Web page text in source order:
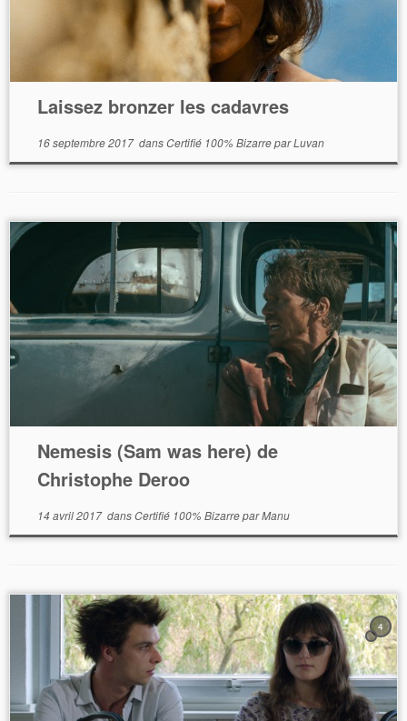
Laissez bronzer les cadavres
16 septembre 2017dansCertifié 100% BizarreparLuvan
Nemesis (Sam was here) de
Christophe Deroo
14 avril 2017dansCertifié 100% BizarreparManu
4